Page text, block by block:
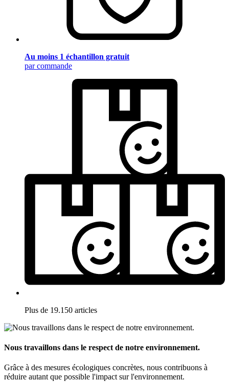
Au moins 1 échantillon gratuit
par commande
Plus de 19.150 articles
Nous travaillons dans le respect de notre environnement.
Grâce à des mesures écologiques concrètes, nous contribuons à
réduire autant que possible l'impact sur l'environnement.